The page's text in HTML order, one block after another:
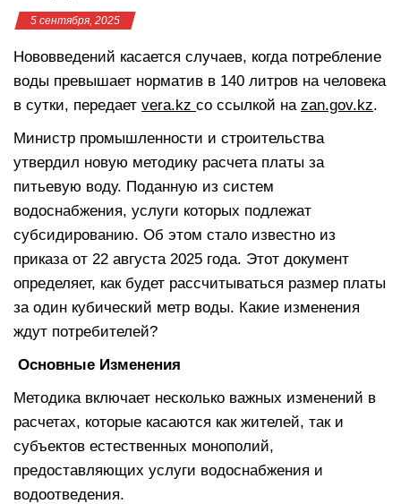
5 сентября, 2025
Нововведений касается случаев, когда потребление
воды превышает норматив в 140 литров на человека
в сутки, передает vera.kz со ссылкой на zan.gov.kz.
Министр промышленности и строительства
утвердил новую методику расчета платы за
питьевую воду. Поданную из систем
водоснабжения, услуги которых подлежат
субсидированию. Об этом стало известно из
приказа от 22 августа 2025 года. Этот документ
определяет, как будет рассчитываться размер платы
за один кубический метр воды. Какие изменения
ждут потребителей?
Основные Изменения
Методика включает несколько важных изменений в
расчетах, которые касаются как жителей, так и
субъектов естественных монополий,
предоставляющих услуги водоснабжения и
водоотведения.